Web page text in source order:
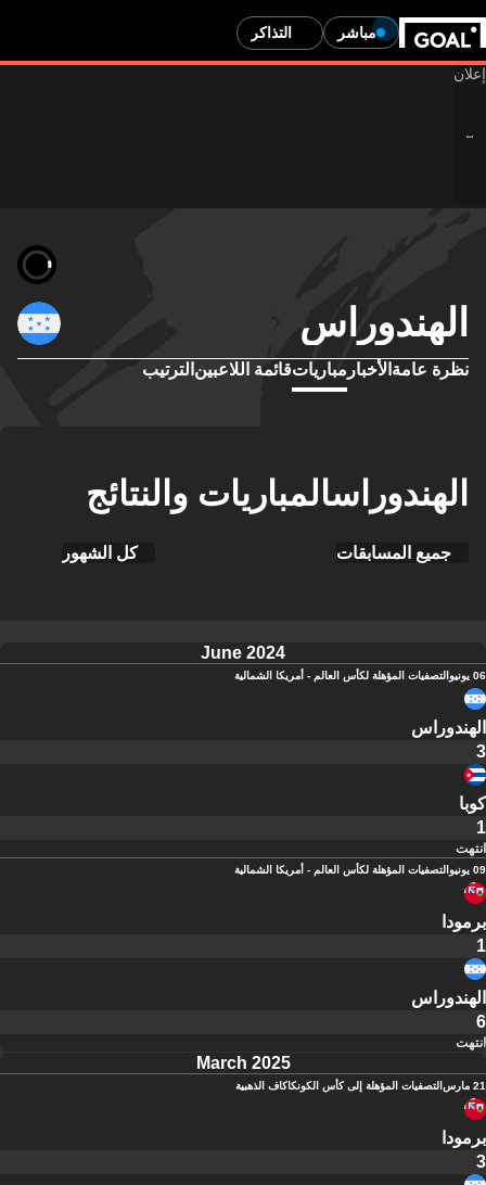
مباشر التذاكر
الهندوراس
نظرة عامة الأخبار مبارياتقائمة اللاعبين الترتيب
الهندوراسالمباريات والنتائج
جميع المسابقات كل الشهور
June 2024
06 يونيو التصفيات المؤهلة لكأس العالم - أمريكا الشمالية
الهندوراس
3
كوبا
1
انتهت
09 يونيو التصفيات المؤهلة لكأس العالم - أمريكا الشمالية
برمودا
1
الهندوراس
6
انتهت
March 2025
21 مارس التصفيات المؤهلة إلى كأس الكونكاكاف الذهبية
برمودا
3